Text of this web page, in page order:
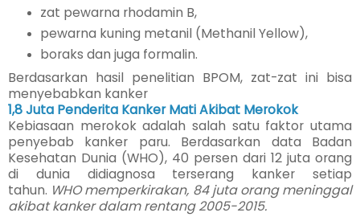
zat pewarna rhodamin B,
pewarna kuning metanil (Methanil Yellow),
boraks dan juga formalin.
Berdasarkan hasil penelitian BPOM, zat-zat ini bisa
menyebabkan kanker
1,8 Juta Penderita Kanker Mati Akibat Merokok
Kebiasaan merokok adalah salah satu faktor utama
penyebab kanker paru. Berdasarkan data Badan
Kesehatan Dunia (WHO), 40 persen dari 12 juta orang
di dunia didiagnosa terserang kanker setiap
tahun. WHO memperkirakan, 84 juta orang meninggal
akibat kanker dalam rentang 2005-2015.